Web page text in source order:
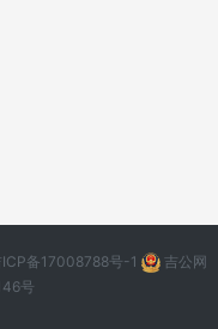
备17008788号-1
吉公网
号